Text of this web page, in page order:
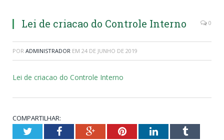
Lei de criacao do Controle Interno 0
POR ADMINISTRADOR EM 24 DE JUNHO DE 2019
Lei de criacao do Controle Interno
COMPARTILHAR:
TwitterFacebookGoogle+PinterestLinkedInTumblr